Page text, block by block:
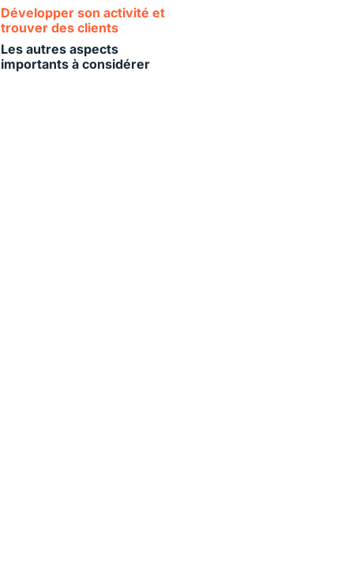
Développer son activité et
trouver des clients
Les autres aspects
importants à considérer